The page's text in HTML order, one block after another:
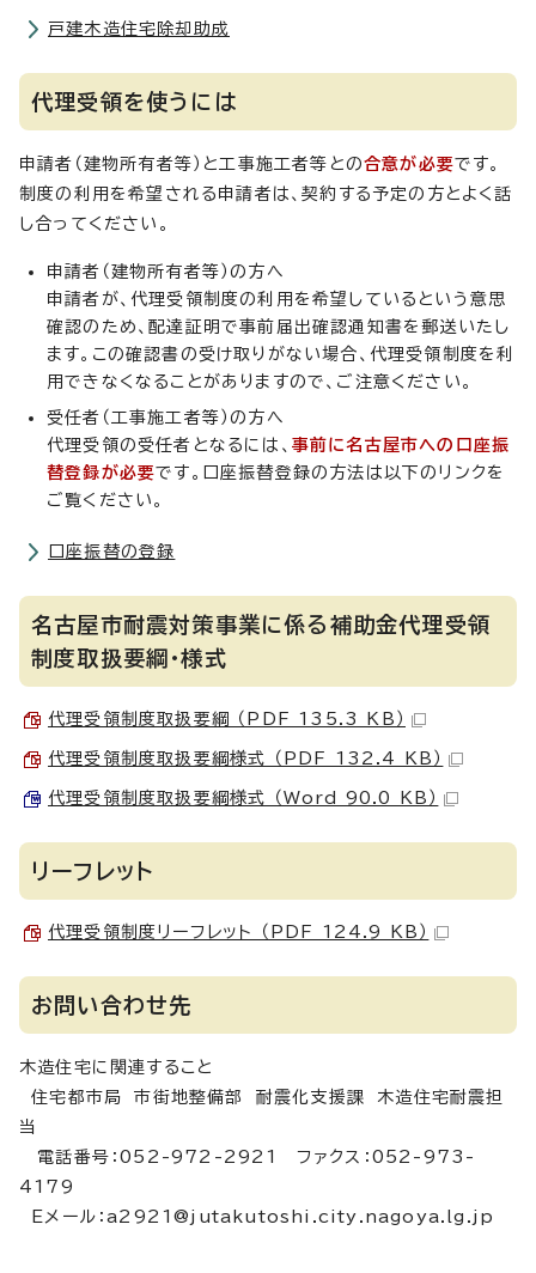
戸建木造住宅除却助成
代理受領を使うには
申請者（建物所有者等）と工事施工者等との合意が必要です。
制度の利用を希望される申請者は、契約する予定の方とよく話
し合ってください。
申請者（建物所有者等）の方へ
申請者が、代理受領制度の利用を希望しているという意思
確認のため、配達証明で事前届出確認通知書を郵送いたし
ます。この確認書の受け取りがない場合、代理受領制度を利
用できなくなることがありますので、ご注意ください。
受任者（工事施工者等）の方へ
代理受領の受任者となるには、 事前に名古屋市への口座振
替登録が必要です。口座振替登録の方法は以下のリンクを
ご覧ください。
口座振替の登録
名古屋市耐震対策事業に係る補助金代理受領
制度取扱要綱・様式
代理受領制度取扱要綱 （PDF 135.3 KB）
代理受領制度取扱要綱様式 （PDF 132.4 KB）
代理受領制度取扱要綱様式 （Word 90.0 KB）
リーフレット
代理受領制度リーフレット （PDF 124.9 KB）
お問い合わせ先
木造住宅に関連すること
住宅都市局 市街地整備部 耐震化支援課 木造住宅耐震担
当
電話番号：052-972-2921 ファクス：052-973-
4179
Eメール：a2921@jutakutoshi.city.nagoya.lg.jp